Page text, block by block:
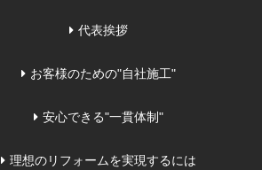
代表挨拶
お客様のための"自社施工"
安心できる"一貫体制"
理想のリフォームを実現するには